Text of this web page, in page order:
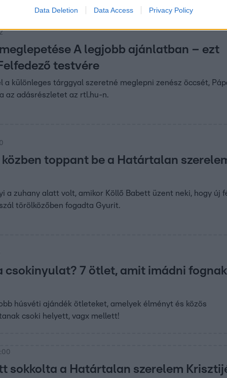
Data Deletion Data Access Privacy Policy
A legjobb ajánlatban – ezt
testvére
a különleges tárggyal szeretné meglepni zenész öccsét,
az adásrészletet az rtl.hu-n.
toppant be a Határtalan
a zuhany alatt volt, amikor Köllő Babett üzent neki, hogy új
törölközőben fogadta Gyurit.
csokinyulat? 7 ötlet, amit imádni
húsvéti ajándék ötleteket, amelyek élményt és közös
csoki helyett, vagx mellett!
sokkolta a Határtalan szerelem